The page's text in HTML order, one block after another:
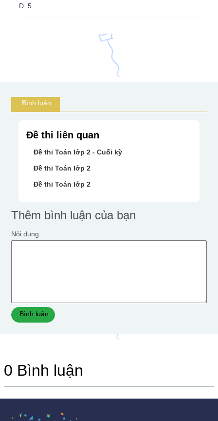
D. 5
Bình luận
Đề thi liên quan
Đề thi Toán lớp 2 - Cuối kỳ
Đề thi Toán lớp 2
Đề thi Toán lớp 2
Thêm bình luận của bạn
Nội dung
Bình luận
0 Bình luận